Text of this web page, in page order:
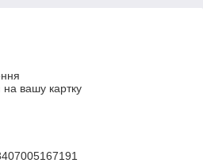
на вашу картку